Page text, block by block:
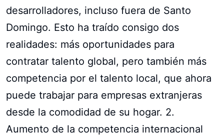
desarrolladores, incluso fuera de Santo
Domingo. Esto ha traído consigo dos
realidades: más oportunidades para
contratar talento global, pero también más
competencia por el talento local, que ahora
puede trabajar para empresas extranjeras
desde la comodidad de su hogar. 2.
Aumento de la competencia internacional